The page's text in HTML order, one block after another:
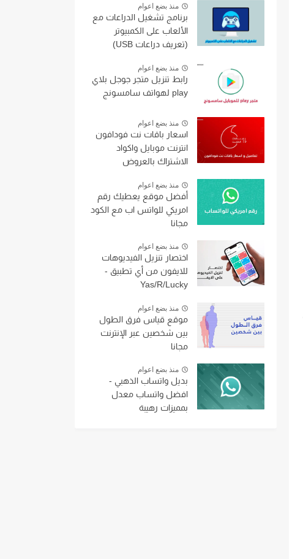
منذ بضع اعوام
برنامج تشغيل الدراعات مع
الألعاب على الكمبيوتر
(تعريف دراعات USB)
منذ بضع اعوام
رابط تنزيل متجر جوجل بلاي
play لهواتف سامسونج
منذ بضع اعوام
اسعار باقات نت فودافون
انترنت موبايل واكواد
الاشتراك بالعروض
منذ بضع اعوام
أفضل موقع يعطيك رقم
امريكي للواتس اب مع الكود
مجانا
منذ بضع اعوام
اختصار تنزيل الفيديوهات
للايفون من أي تطبيق -
Yas/R/Lucky
منذ بضع اعوام
موقع قياس فرق الطول
بين شخصين عبر الإنترنت
مجانا
منذ بضع اعوام
بديل واتساب الذهبي -
افضل واتساب معدل
بمميزات رهيبة